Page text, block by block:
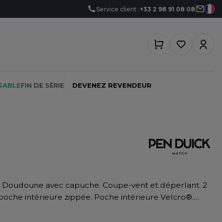
Service client :+33 2 98 91 08 08
SPORT
SO DENIM
SPIRO
PROMOTIONNEL
FIN DE SÉRIE DEVENEZ REVENDEUR
intérieure zippée. Poche intérieure Velcro®.
les coutures : 4cm.